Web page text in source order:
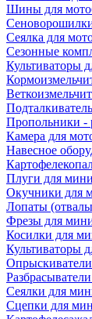
Шины для
Сеялка для
Сезонные
Культиваторы
Пропольники -
Камера для
Навесное
Плуги для
Окучники для
Лопаты
Фрезы для
Косилки для
Культиваторы
Сеялки для
Сцепки для